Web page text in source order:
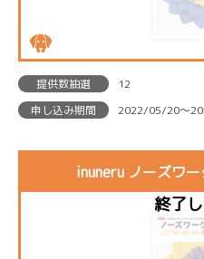
提供数抽選
12
申し込み期間
2022/05/20〜
inuneru ノーズワ